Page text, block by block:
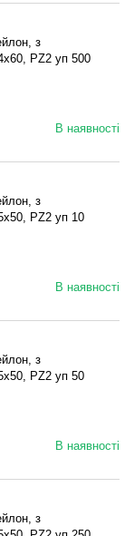
з
PZ2 уп 500
В наявності
з
PZ2 уп 10
В наявності
з
PZ2 уп 50
В наявності
з